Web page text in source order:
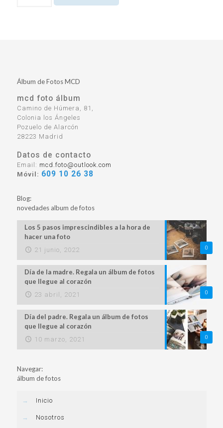
Álbum de Fotos MCD
mcd foto álbum
Camino de Húmera, 81,
Colonia los Ángeles
Pozuelo de Alarcón
28223 Madrid
Datos de contacto
Email: mcd.foto@outlook.com
Móvil: 609 10 26 38
Blog:
novedades album de fotos
0
Los 5 pasos imprescindibles a la hora de
hacer una foto
21 junio, 2022
0
Día de la madre. Regala un álbum de fotos
que llegue al corazón
23 abril, 2021
0
Día del padre. Regala un álbum de fotos
que llegue al corazón
10 marzo, 2021
Navegar:
álbum de fotos
→ Inicio
→ Nosotros